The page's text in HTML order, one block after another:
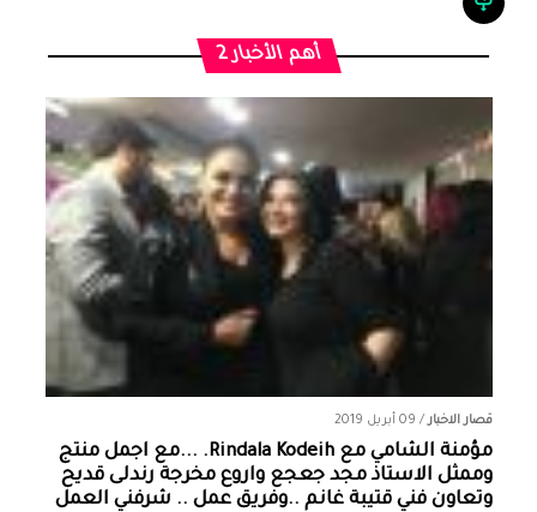
أهم الأخبار 2
قصار الاخبار/ 09 أبريل 2019
مؤمنة الشامي‏ مع ‏‎Rindala Kodeih‎‏. ...مع اجمل منتج
وممثل الاستاذ مجد جعجع واروع مخرجة رندلى قديح
وتعاون فني قتيبة غانم ..وفريق عمل .. شرفني العمل